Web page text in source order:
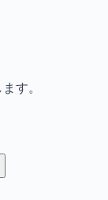
す。